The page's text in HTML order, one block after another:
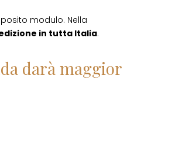
modulo. Nella
in tutta Italia.
darà maggior